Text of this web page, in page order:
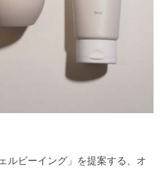
ルビーイング」を提案する、オ